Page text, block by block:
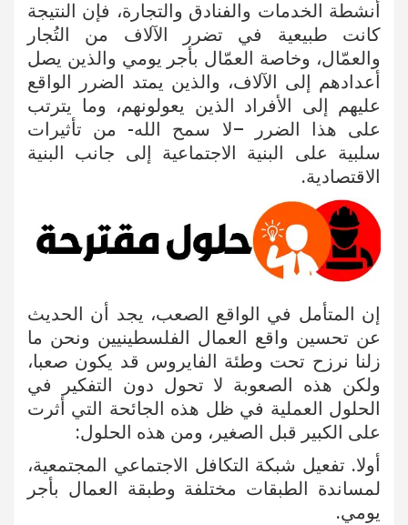
أنشطة الخدمات والفنادق والتجارة، فإن النتيجة
كانت طبيعية في تضرر الآلاف من التُجار
والعمّال، وخاصة العمّال بأجر يومي والذين يصل
أعدادهم إلى الآلاف، والذين يمتد الضرر الواقع
عليهم إلى الأفراد الذين يعولونهم، وما يترتب
على هذا الضرر –لا سمح الله- من تأثيرات
سلبية على البنية الاجتماعية إلى جانب البنية
الاقتصادية.
إن المتأمل في الواقع الصعب، يجد أن الحديث
عن تحسين واقع العمال الفلسطينيين ونحن ما
زلنا نرزح تحت وطئة الفايروس قد يكون صعبا،
ولكن هذه الصعوبة لا تحول دون التفكير في
الحلول العملية في ظل هذه الجائحة التي أثرت
على الكبير قبل الصغير، ومن هذه الحلول:
أولا. تفعيل شبكة التكافل الاجتماعي المجتمعية،
لمساندة الطبقات مختلفة وطبقة العمال بأجر
يومي.